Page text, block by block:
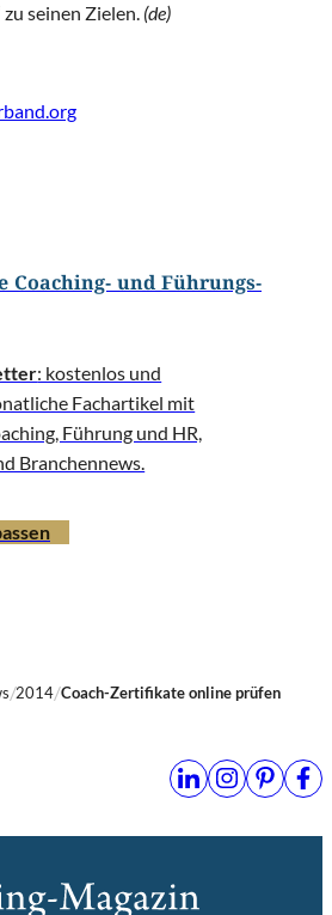
zu seinen Zielen. (de)
Coaching- und Führungs-
: kostenlos und
Fachartikel mit
Führung und HR,
Branchennews.
2014 Coach-Zertifikate online prüfen